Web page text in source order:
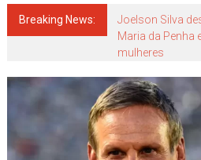
mais
perto
você!
Breaking News:
Joelson Silva
Maria da Penha
mulheres